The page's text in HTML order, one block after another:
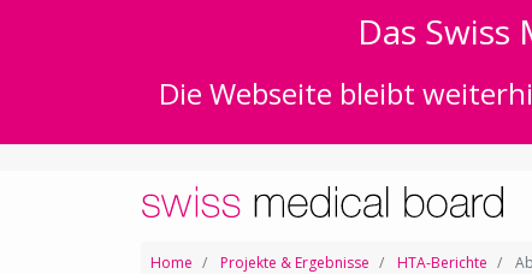
Das
Die Webseite bleibt
Home Projekte & Ergebnisse HTA-Berichte